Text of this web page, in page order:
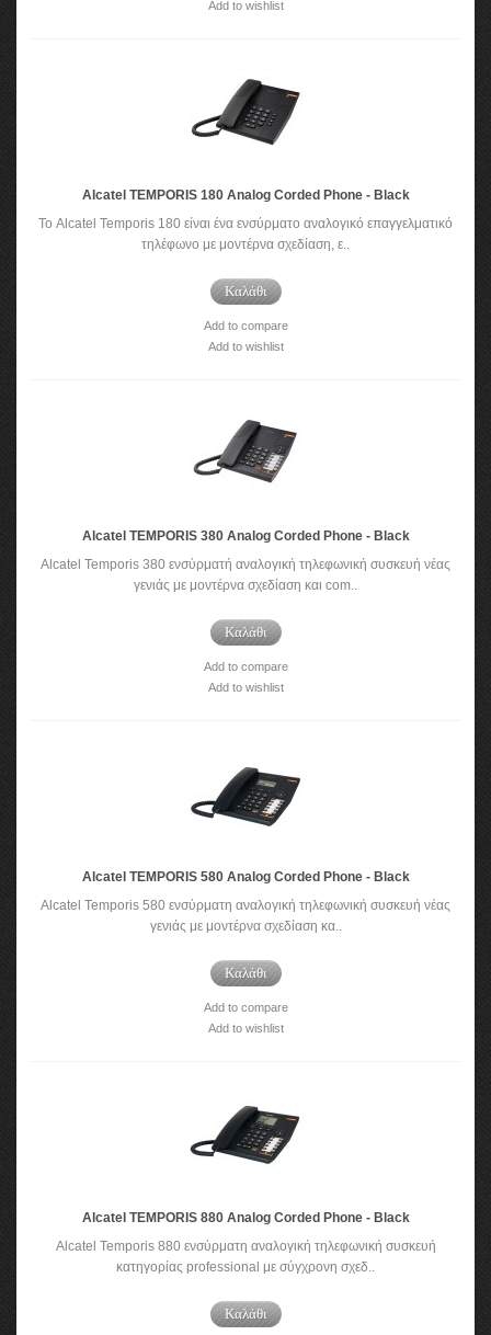
Add to wishlist
Alcatel TEMPORIS 180 Analog Corded Phone - Black
Το Alcatel Temporis 180 είναι ένα ενσύρματο αναλογικό επαγγελματικό
τηλέφωνο με μοντέρνα σχεδίαση, ε..
Καλάθι
Add to compare
Add to wishlist
Alcatel TEMPORIS 380 Analog Corded Phone - Black
Alcatel Temporis 380 ενσύρματή αναλογική τηλεφωνική συσκευή νέας
γενιάς με μοντέρνα σχεδίαση και com..
Καλάθι
Add to compare
Add to wishlist
Alcatel TEMPORIS 580 Analog Corded Phone - Black
Alcatel Temporis 580 ενσύρματη αναλογική τηλεφωνική συσκευή νέας
γενιάς με μοντέρνα σχεδίαση κα..
Καλάθι
Add to compare
Add to wishlist
Alcatel TEMPORIS 880 Analog Corded Phone - Black
Alcatel Temporis 880 ενσύρματη αναλογική τηλεφωνική συσκευή
κατηγορίας professional με σύγχρονη σχεδ..
Καλάθι